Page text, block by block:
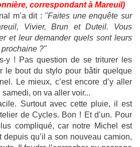
correspondant à Mareuil)
m’a dit : "Faites une enquête sur
Vivier, Brun et Duteil. Vous
et leur demander quels sont leurs
?"
y ! Pas question de se triturer les
le bout du stylo pour bâtir quelque
Le mieux, c’est encore d’y aller
samedi, on va aller voir...
Surtout avec cette pluie, il est
de Cycles. Bon ! Et d’un. Pour
compliqué, car notre Michel est
depuis qu’il a son nouveau camion,